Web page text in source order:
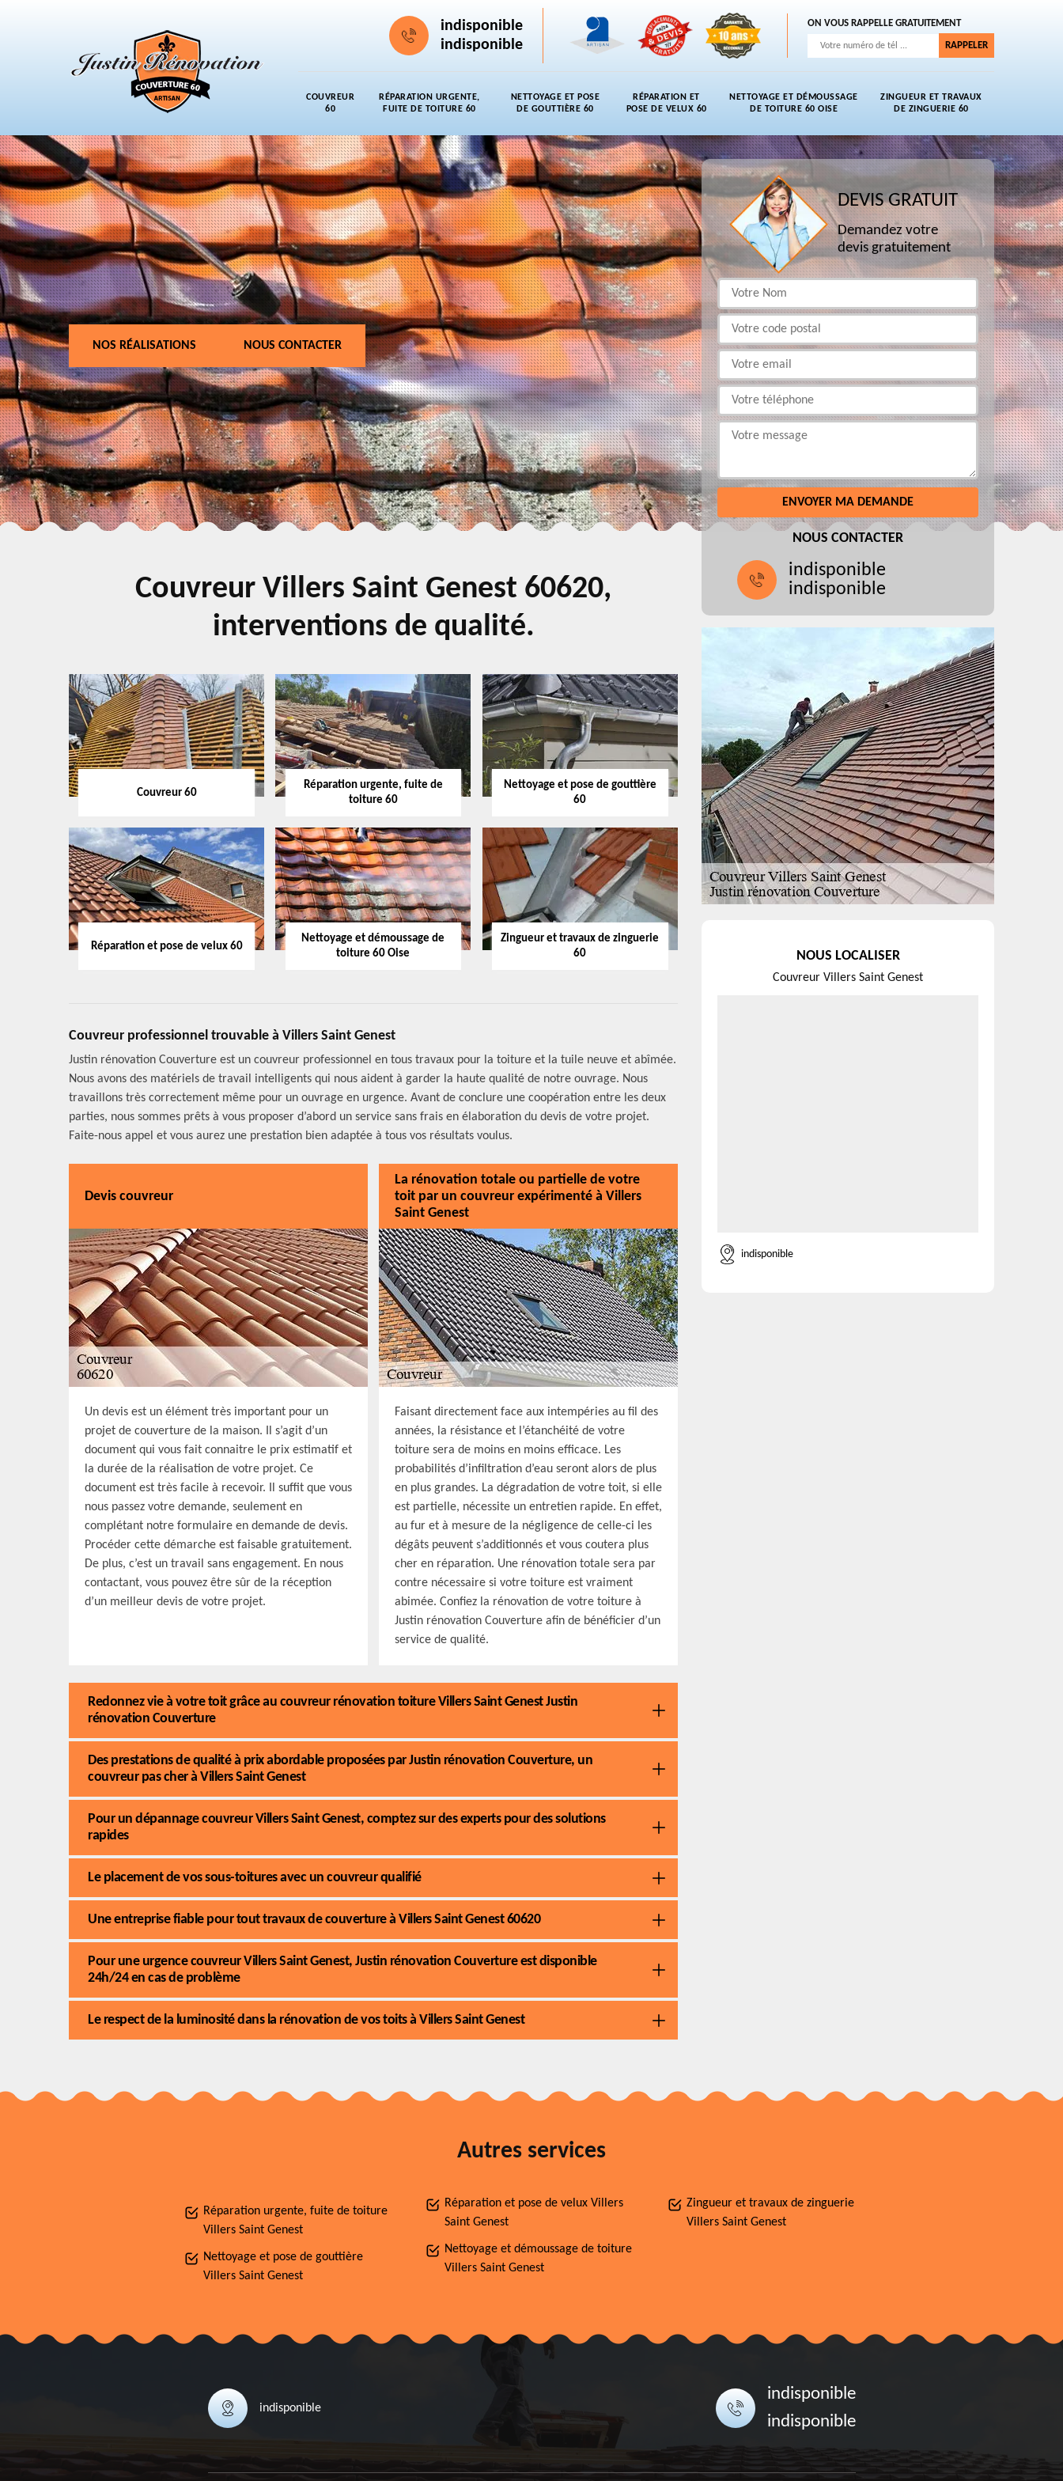
indisponible
indisponible
ON VOUS RAPPELLE GRATUITEMENT
COUVREUR
60
RÉPARATION URGENTE,
FUITE DE TOITURE 60
NETTOYAGE ET POSE
DE GOUTTIÈRE 60
RÉPARATION ET
POSE DE VELUX 60
NETTOYAGE ET DÉMOUSSAGE
DE TOITURE 60 OISE
ZINGUEUR ET TRAVAUX
DE ZINGUERIE 60
NOS RÉALISATIONS NOUS CONTACTER
Couvreur Villers Saint Genest 60620,
interventions de qualité.
Couvreur 60
Réparation urgente, fuite de
toiture 60
Nettoyage et pose de gouttière
60
Réparation et pose de velux 60
Nettoyage et démoussage de
toiture 60 Oise
Zingueur et travaux de zinguerie
60
Couvreur professionnel trouvable à Villers Saint Genest
Justin rénovation Couverture est un couvreur professionnel en tous travaux pour la toiture et la tuile neuve et abîmée.
Nous avons des matériels de travail intelligents qui nous aident à garder la haute qualité de notre ouvrage. Nous
travaillons très correctement même pour un ouvrage en urgence. Avant de conclure une coopération entre les deux
parties, nous sommes prêts à vous proposer d’abord un service sans frais en élaboration du devis de votre projet.
Faite-nous appel et vous aurez une prestation bien adaptée à tous vos résultats voulus.
Devis couvreur
Un devis est un élément très important pour un
projet de couverture de la maison. Il s’agit d’un
document qui vous fait connaitre le prix estimatif et
la durée de la réalisation de votre projet. Ce
document est très facile à recevoir. Il suffit que vous
nous passez votre demande, seulement en
complétant notre formulaire en demande de devis.
Procéder cette démarche est faisable gratuitement.
De plus, c’est un travail sans engagement. En nous
contactant, vous pouvez être sûr de la réception
d’un meilleur devis de votre projet.
La rénovation totale ou partielle de votre
toit par un couvreur expérimenté à Villers
Saint Genest
Faisant directement face aux intempéries au fil des
années, la résistance et l’étanchéité de votre
toiture sera de moins en moins efficace. Les
probabilités d’infiltration d’eau seront alors de plus
en plus grandes. La dégradation de votre toit, si elle
est partielle, nécessite un entretien rapide. En effet,
au fur et à mesure de la négligence de celle-ci les
dégâts peuvent s’additionnés et vous coutera plus
cher en réparation. Une rénovation totale sera par
contre nécessaire si votre toiture est vraiment
abimée. Confiez la rénovation de votre toiture à
Justin rénovation Couverture afin de bénéficier d’un
service de qualité.
Redonnez vie à votre toit grâce au couvreur rénovation toiture Villers Saint Genest Justin
rénovation Couverture
Des prestations de qualité à prix abordable proposées par Justin rénovation Couverture, un
couvreur pas cher à Villers Saint Genest
Pour un dépannage couvreur Villers Saint Genest, comptez sur des experts pour des solutions
rapides
Le placement de vos sous-toitures avec un couvreur qualifié
Une entreprise fiable pour tout travaux de couverture à Villers Saint Genest 60620
Pour une urgence couvreur Villers Saint Genest, Justin rénovation Couverture est disponible
24h/24 en cas de problème
Le respect de la luminosité dans la rénovation de vos toits à Villers Saint Genest
DEVIS GRATUIT
Demandez votre
devis gratuitement
NOUS CONTACTER
indisponible
indisponible
NOUS LOCALISER
Couvreur Villers Saint Genest
indisponible
Autres services
Réparation urgente, fuite de toiture
Villers Saint Genest
Nettoyage et pose de gouttière
Villers Saint Genest
Réparation et pose de velux Villers
Saint Genest
Nettoyage et démoussage de toiture
Villers Saint Genest
Zingueur et travaux de zinguerie
Villers Saint Genest
indisponible
indisponible
indisponible